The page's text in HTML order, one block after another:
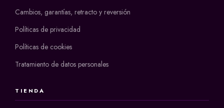
Cambios, garantías, retracto y reversión
Políticas de privacidad
Políticas de cookies
Tratamiento de datos personales
TIENDA